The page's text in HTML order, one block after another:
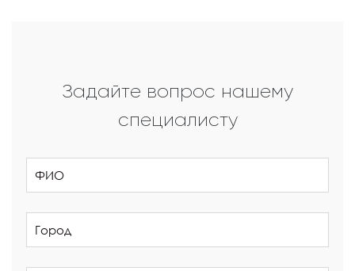
Задайте вопрос нашему
специалисту